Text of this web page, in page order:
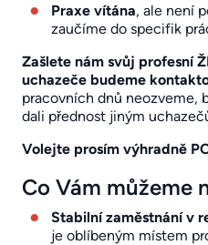
Praxe vítána, ale není
zaučíme do specifik
Zašlete nám svůj profesní
uchazeče budeme
pracovních dnů neozveme,
dali přednost jiným
Volejte prosím výhradně
Co Vám můžeme
Stabilní zaměstnání v
je oblíbeným místem